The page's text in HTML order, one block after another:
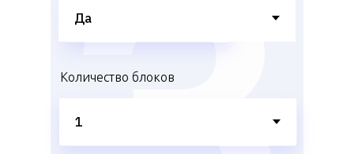
Количество блоков